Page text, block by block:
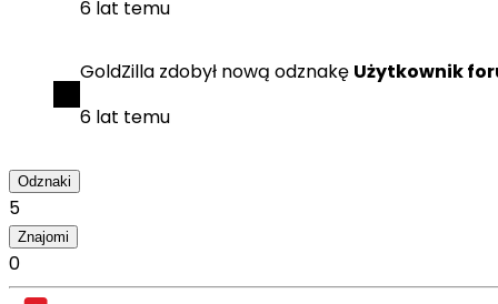
6 lat temu
GoldZilla zdobył nową odznakę Użytkownik
6 lat temu
Odznaki
5
Znajomi
0